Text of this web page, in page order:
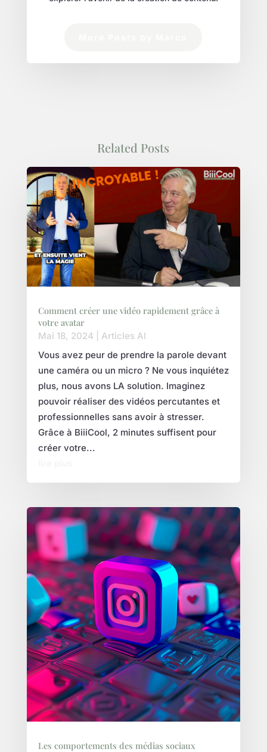
Related Posts
Comment créer une vidéo rapidement grâce à
votre avatar
Mai 18, 2024
Articles AI
Vous avez peur de prendre la parole devant
une caméra ou un micro ? Ne vous inquiétez
plus, nous avons LA solution. Imaginez
pouvoir réaliser des vidéos percutantes et
professionnelles sans avoir à stresser.
Grâce à BiiiCool, 2 minutes suffisent pour
créer votre...
Les comportements des médias sociaux